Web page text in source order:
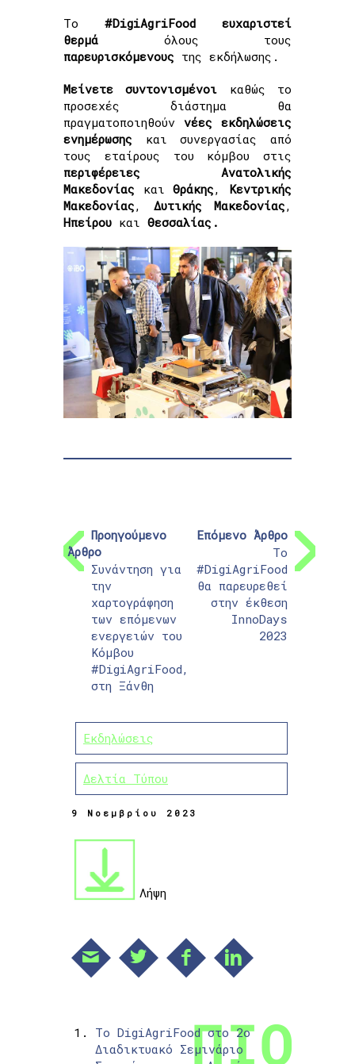
Το #DigiAgriFood
ευχαριστεί
θερμά όλους τους
παρευρισκόμενους της εκδήλωσης.
Μείνετε συντονισμένοι καθώς το
προσεχές διάστημα θα
πραγματοποιηθούν νέες εκδηλώσεις
ενημέρωσης και συνεργασίας από
τους εταίρους του κόμβου στις
περιφέρειες
Ανατολικής
Μακεδονίας καιΘράκης, Κεντρικής
Μακεδονίας, Δυτικής Μακεδονίας,
Ηπείρου και Θεσσαλίας.
Προηγούμενο
Άρθρο
Συνάντηση για
την
χαρτογράφηση
των επόμενων
ενεργειών του
Κόμβου
#DigiAgriFood,
στη Ξάνθη
Επόμενο Άρθρο
Το
#DigiAgriFood
θα παρευρεθεί
στην έκθεση
InnoDays
2023
Εκδηλώσεις
Δελτία Τύπου
9 Νοεμβρίου 2023
Λήψη
Το DigiAgriFood στο 2ο
Διαδικτυακό Σεμινάριο